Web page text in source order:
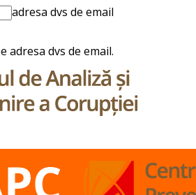
adresa dvs de email
adresa dvs de email.